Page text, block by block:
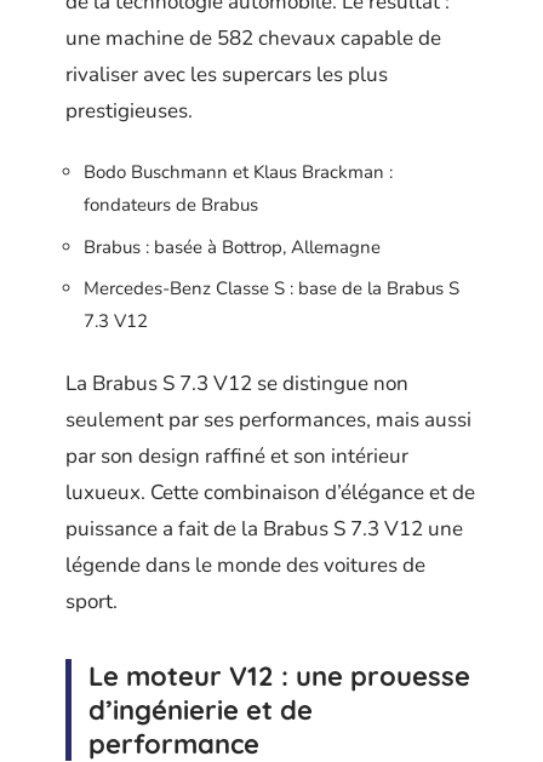
une machine de 582 chevaux capable de
rivaliser avec les supercars les plus
prestigieuses.
Bodo Buschmann et Klaus Brackman :
fondateurs de Brabus
Brabus : basée à Bottrop, Allemagne
Mercedes-Benz Classe S : base de la Brabus S
7.3 V12
La Brabus S 7.3 V12 se distingue non
seulement par ses performances, mais aussi
par son design raffiné et son intérieur
luxueux. Cette combinaison d’élégance et de
puissance a fait de la Brabus S 7.3 V12 une
légende dans le monde des voitures de
sport.
Le moteur V12 : une prouesse
d’ingénierie et de
performance